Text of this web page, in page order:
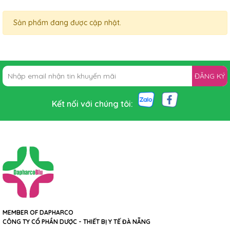
Sản phẩm đang được cập nhật.
ĐĂNG KÝ
Kết nối với chúng tôi:
MEMBER OF DAPHARCO
CÔNG TY CỔ PHẦN DƯỢC - THIẾT BỊ Y TẾ ĐÀ NẴNG